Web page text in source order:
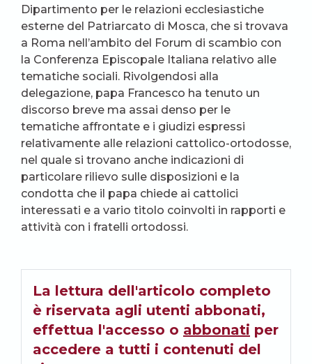
Dipartimento per le relazioni ecclesiastiche
esterne del Patriarcato di Mosca, che si trovava
a Roma nell’ambito del Forum di scambio con
la Conferenza Episcopale Italiana relativo alle
tematiche sociali. Rivolgendosi alla
delegazione, papa Francesco ha tenuto un
discorso breve ma assai denso per le
tematiche affrontate e i giudizi espressi
relativamente alle relazioni cattolico-ortodosse,
nel quale si trovano anche indicazioni di
particolare rilievo sulle disposizioni e la
condotta che il papa chiede ai cattolici
interessati e a vario titolo coinvolti in rapporti e
attività con i fratelli ortodossi.
La lettura dell'articolo completo
è riservata agli utenti abbonati,
effettua l'accesso o abbonati per
accedere a tutti i contenuti del